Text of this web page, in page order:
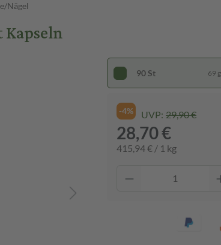
Nägel
90 St 69
-4% UVP: 29,90 €
28,70 €
415,94 € / 1 kg